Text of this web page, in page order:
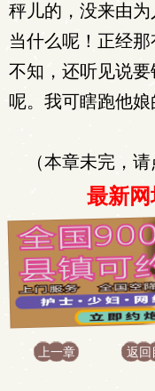
秤儿的，没来由为
当什么呢！正经
不知，还听见说
呢。我可瞎跑他娘
（本章未完，请
最新网
上一章 返回